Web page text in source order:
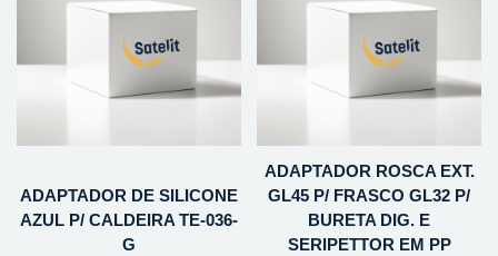
ADAPTADOR DE SILICONE
AZUL P/ CALDEIRA TE-036-
G
ADAPTADOR ROSCA EXT.
GL45 P/ FRASCO GL32 P/
BURETA DIG. E
SERIPETTOR EM PP